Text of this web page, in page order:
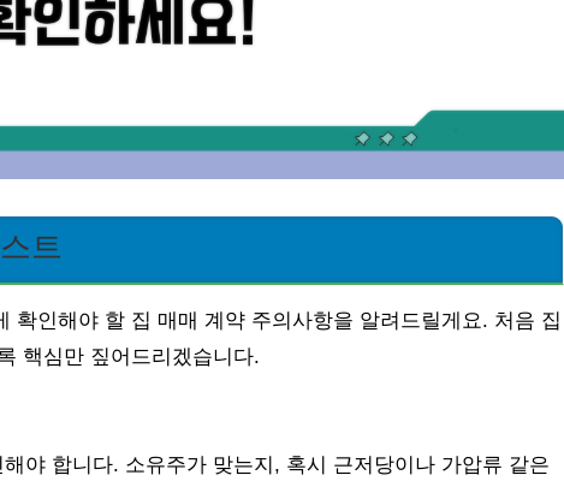
트
확인해야 할 집 매매 계약 주의사항을 알려드릴게요. 처음 집
핵심만 짚어드리겠습니다.
야 합니다. 소유주가 맞는지, 혹시 근저당이나 가압류 같은